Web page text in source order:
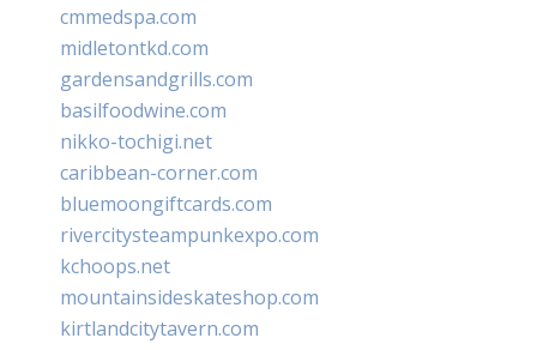
cmmedspa.com
midletontkd.com
gardensandgrills.com
basilfoodwine.com
nikko-tochigi.net
caribbean-corner.com
bluemoongiftcards.com
rivercitysteampunkexpo.com
kchoops.net
mountainsideskateshop.com
kirtlandcitytavern.com